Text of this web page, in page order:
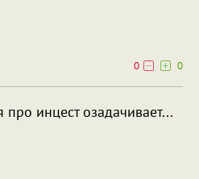
0
0
инцест озадачивает...